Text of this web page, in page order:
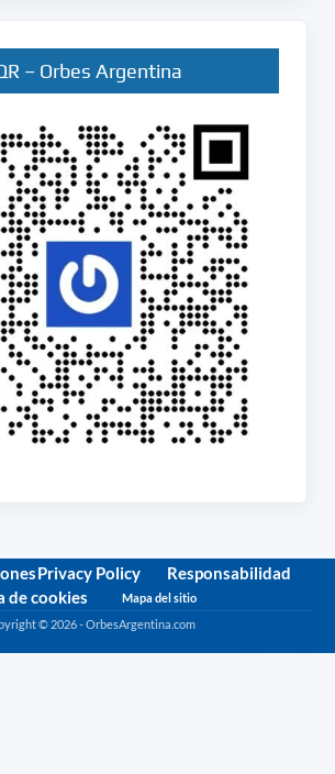
– Orbes Argentina
Privacy Policy
Responsabilidad
de cookies
Mapa del sitio
© 2026 - OrbesArgentina.com